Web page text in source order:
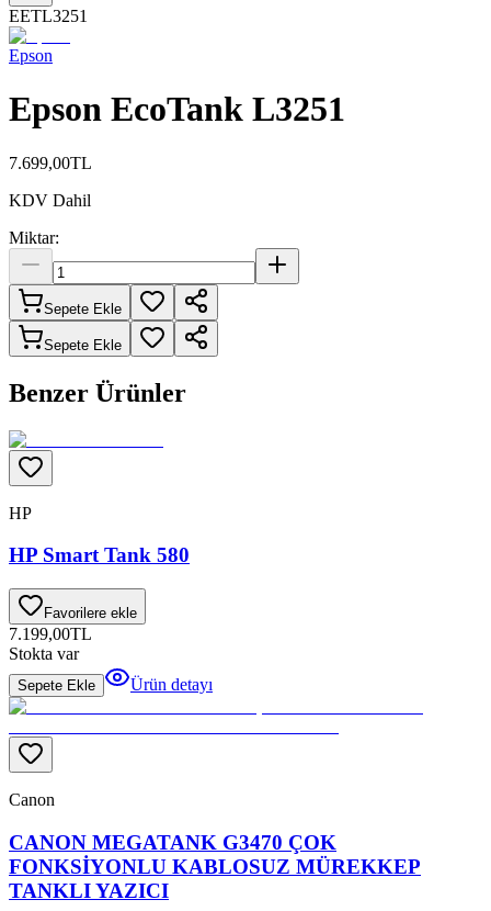
EETL3251
Epson
Epson EcoTank L3251
7.699,00TL
KDV Dahil
Miktar:
Sepete Ekle
Sepete Ekle
Benzer Ürünler
HP
HP Smart Tank 580
Favorilere ekle
7.199,00TL
Stokta var
Sepete Ekle Ürün detayı
Canon
CANON MEGATANK G3470 ÇOK
FONKSİYONLU KABLOSUZ MÜREKKEP
TANKLI YAZICI